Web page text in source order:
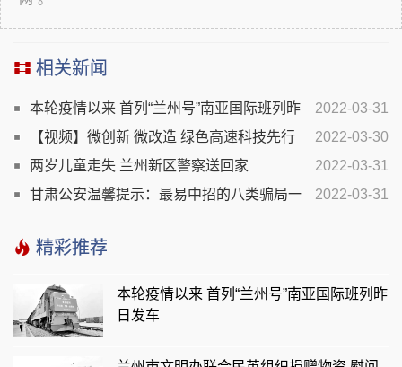
相关新闻
2022-03-31
本轮疫情以来 首列“兰州号”南亚国际班列昨
日发车
2022-03-30
【视频】微创新 微改造 绿色高速科技先行
2022-03-31
两岁儿童走失 兰州新区警察送回家
2022-03-31
甘肃公安温馨提示：最易中招的八类骗局一
精彩推荐
本轮疫情以来 首列“兰州号”南亚国际班列昨
日发车